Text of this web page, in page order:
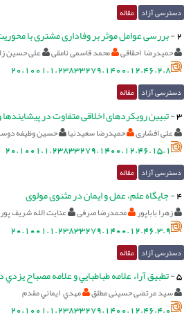
دسترسی آزاد مقاله
2
-بررسی عوامل موثر بر وفاداری مشتری با
حمیدرضا احقاقی محمد قاسمی نامقی علی حسین
20.1001.1.23833279.1400.12.46.2.8
دسترسی آزاد مقاله
3
-تبیین رویکردهای اخلاقی متفاوت در
علی افشاری حمیدرضا سعیدنیا حسین وظیفه
20.1001.1.23833279.1400.12.46.15.1
دسترسی آزاد مقاله
4
-جایگاه علم، عمل و ایمان در مثنوی مولوی
زهرا باباپور محمدرضا صرفی عنایت الله شریف پور
20.1001.1.23833279.1400.12.46.3.9
دسترسی آزاد مقاله
5
-تطبيق آراء علامه طباطبايي و علامه مصباح يزدي
سید مرتضی حسینی مطلق مهدي ايماني مقدم
20.1001.1.23833279.1400.12.46.4.0